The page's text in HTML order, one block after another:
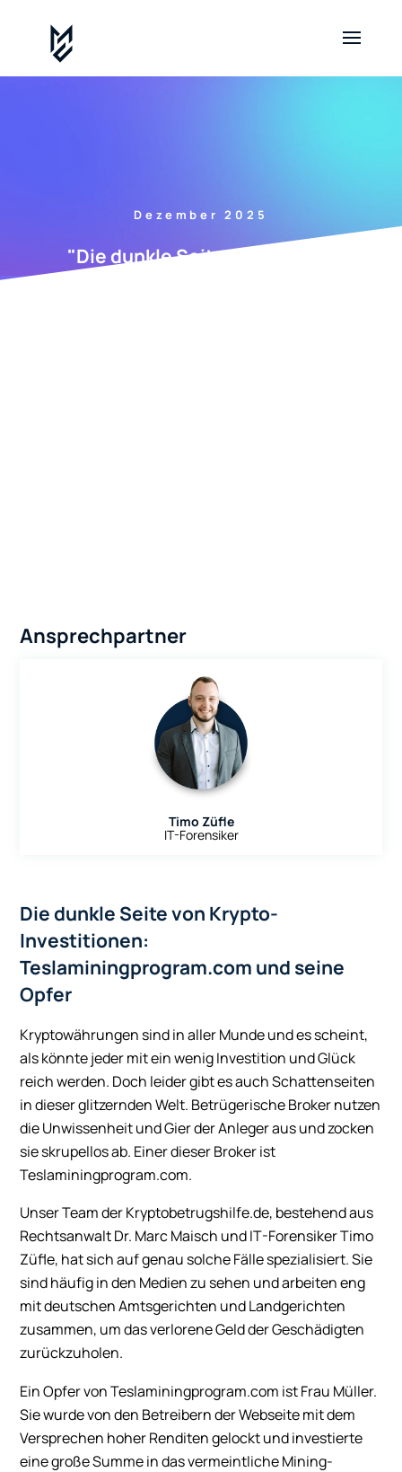
Dezember 2025
"Die dunkle Seite von Krypto-
Die dunkle Seite von Krypto-
Investitionen:
Teslaminingprogram.com und seine
Opfer
Kryptowährungen sind in aller Munde und es scheint,
als könnte jeder mit ein wenig Investition und Glück
reich werden. Doch leider gibt es auch Schattenseiten
in dieser glitzernden Welt. Betrügerische Broker nutzen
die Unwissenheit und Gier der Anleger aus und zocken
sie skrupellos ab. Einer dieser Broker ist
Teslaminingprogram.com.
Unser Team der Kryptobetrugshilfe.de, bestehend aus
Rechtsanwalt Dr. Marc Maisch und IT-Forensiker Timo
Züfle, hat sich auf genau solche Fälle spezialisiert. Sie
sind häufig in den Medien zu sehen und arbeiten eng
mit deutschen Amtsgerichten und Landgerichten
zusammen, um das verlorene Geld der Geschädigten
zurückzuholen.
Ein Opfer von Teslaminingprogram.com ist Frau Müller.
Sie wurde von den Betreibern der Webseite mit dem
Versprechen hoher Renditen gelockt und investierte
eine große Summe in das vermeintliche Mining-
Ansprechpartner
Timo Züfle
IT-Forensiker